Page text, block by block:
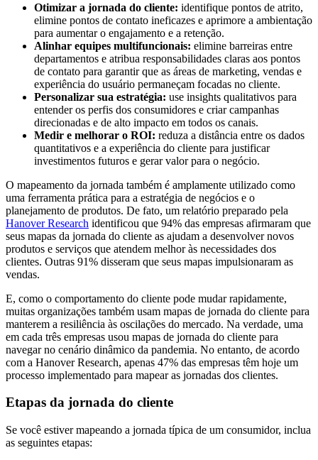
Otimizar a jornada do cliente: identifique pontos de atrito,
elimine pontos de contato ineficazes e aprimore a ambientação
para aumentar o engajamento e a retenção.
Alinhar equipes multifuncionais: elimine barreiras entre
departamentos e atribua responsabilidades claras aos pontos
de contato para garantir que as áreas de marketing, vendas e
experiência do usuário permaneçam focadas no cliente.
Personalizar sua estratégia: use insights qualitativos para
entender os perfis dos consumidores e criar campanhas
direcionadas e de alto impacto em todos os canais.
Medir e melhorar o ROI: reduza a distância entre os dados
quantitativos e a experiência do cliente para justificar
investimentos futuros e gerar valor para o negócio.
O mapeamento da jornada também é amplamente utilizado como
uma ferramenta prática para a estratégia de negócios e o
planejamento de produtos. De fato, um relatório preparado pela
Hanover Research identificou que 94% das empresas afirmaram que
seus mapas da jornada do cliente as ajudam a desenvolver novos
produtos e serviços que atendem melhor às necessidades dos
clientes. Outras 91% disseram que seus mapas impulsionaram as
vendas.
E, como o comportamento do cliente pode mudar rapidamente,
muitas organizações também usam mapas de jornada do cliente para
manterem a resiliência às oscilações do mercado. Na verdade, uma
em cada três empresas usou mapas de jornada do cliente para
navegar no cenário dinâmico da pandemia. No entanto, de acordo
com a Hanover Research, apenas 47% das empresas têm hoje um
processo implementado para mapear as jornadas dos clientes.
Etapas da jornada do cliente
Se você estiver mapeando a jornada típica de um consumidor, inclua
as seguintes etapas: